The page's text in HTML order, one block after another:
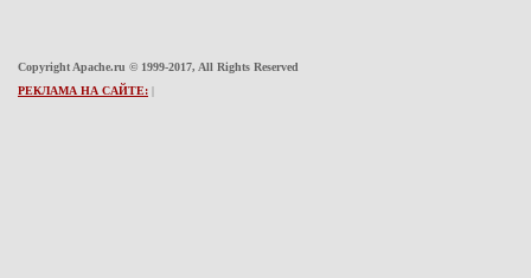
Copyright Apache.ru © 1999-2017, All Rights Reserved
РЕКЛАМА НА САЙТЕ: |